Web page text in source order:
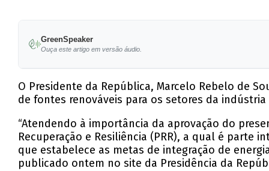
GreenSpeaker
Ouça este artigo em versão áudio.
O Presidente da República, Marcelo Rebelo de
de fontes renováveis para os setores da
“Atendendo à importância da aprovação do
Recuperação e Resiliência (PRR), a qual é
que estabelece as metas de integração de
publicado ontem no site da Presidência da